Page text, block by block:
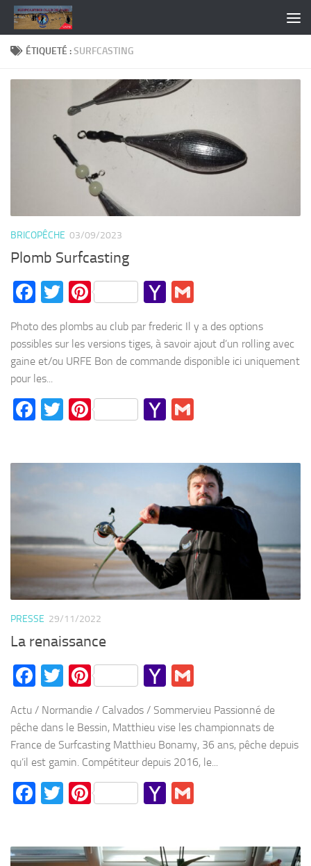
Skip to content
ÉTIQUETÉ :SURFCASTING
BRICOPÊCHE 03/09/2023
Plomb Surfcasting
Facebook
TwitterPinterestYahoo
Photo des plombs au club par frederic Il y a des options
possibles sur les versions tiges, à savoir ajout d’un rolling avec
gaine et/ou URFE Bon de commande disponible ici uniquement
pour les...
Facebook
TwitterPinterestYahoo
PRESSE 29/11/2022
La renaissance
Facebook
TwitterPinterestYahoo
Actu / Normandie / Calvados / Sommervieu Passionné de
pêche dans le Bessin, Matthieu vise les championnats de
France de Surfcasting Matthieu Bonamy, 36 ans, pêche depuis
qu’il est gamin. Compétiteur depuis 2016, le...
Facebook
TwitterPinterestYahoo